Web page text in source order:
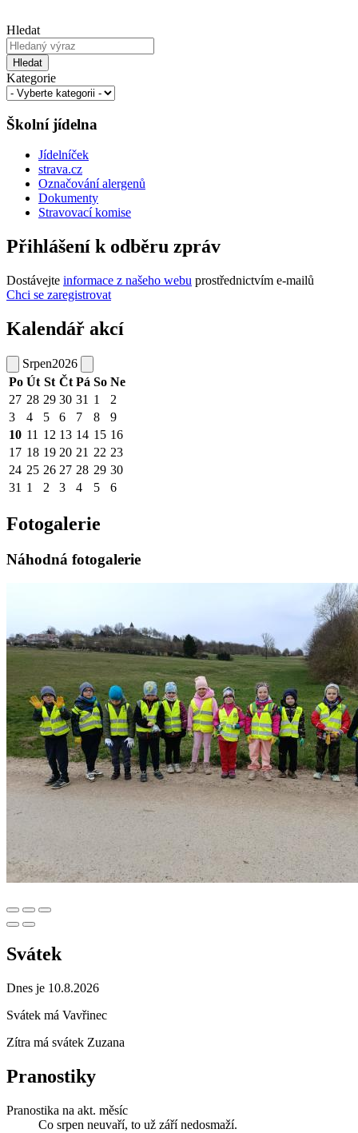
Hledat
Hledat
Kategorie
Školní jídelna
Jídelníček
strava.cz
Označování alergenů
Dokumenty
Stravovací komise
Přihlášení k odběru zpráv
Dostávejte informace z našeho webu prostřednictvím e-mailů
Chci se zaregistrovat
Kalendář akcí
Srpen2026
Po Út St Čt Pá So Ne
27 28 29 30 31 1
2
3
4 5 6 7 8
9
10 11 12 13 14 15 16
17 18 19 20 21 22 23
24 25 26 27 28 29 30
31 1 2 3 4 5 6
Fotogalerie
Náhodná fotogalerie
Svátek
Dnes je 10.8.2026
Svátek má Vavřinec
Zítra má svátek Zuzana
Pranostiky
Pranostika na akt. měsíc
Co srpen neuvaří, to už září nedosmaží.